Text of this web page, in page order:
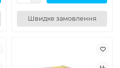
Швидке замовлення